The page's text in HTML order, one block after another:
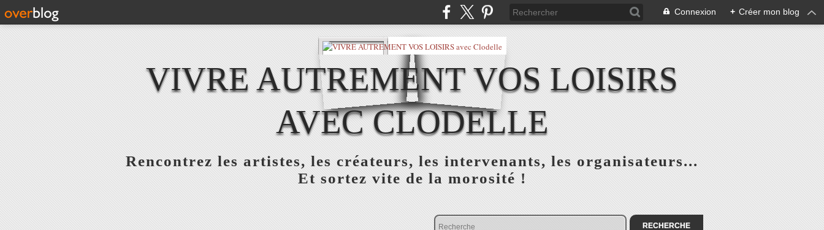
Connexion + Créer mon blog
VIVRE AUTREMENT VOS LOISIRS
AVEC CLODELLE
Rencontrez les artistes, les créateurs, les intervenants, les organisateurs...
Et sortez vite de la morosité !